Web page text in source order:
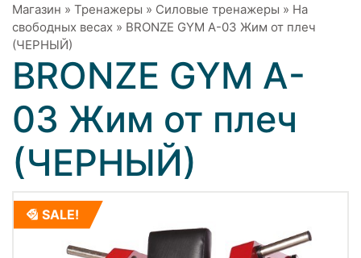
Магазин » Тренажеры » Силовые тренажеры » На
свободных весах » BRONZE GYM A-03 Жим от плеч
(ЧЕРНЫЙ)
BRONZE GYM A-
03 Жим от плеч
(ЧЕРНЫЙ)
SALE!